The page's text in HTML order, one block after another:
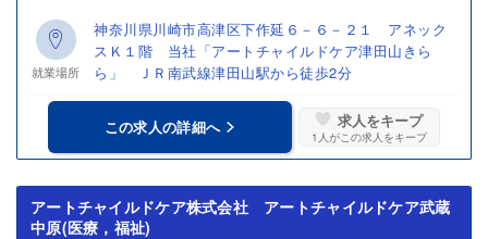
就業場所
神奈川県川崎市高津区下作延６－６－２１ アネック
スＫ１階 当社「アートチャイルドケア津田山きら
ら」 ＪＲ南武線津田山駅から徒歩2分
この求人の詳細へ 求人をキープ
1 人がこの求人をキープ
アートチャイルドケア株式会社 アートチャイルドケア武蔵
中原(医療，福祉)